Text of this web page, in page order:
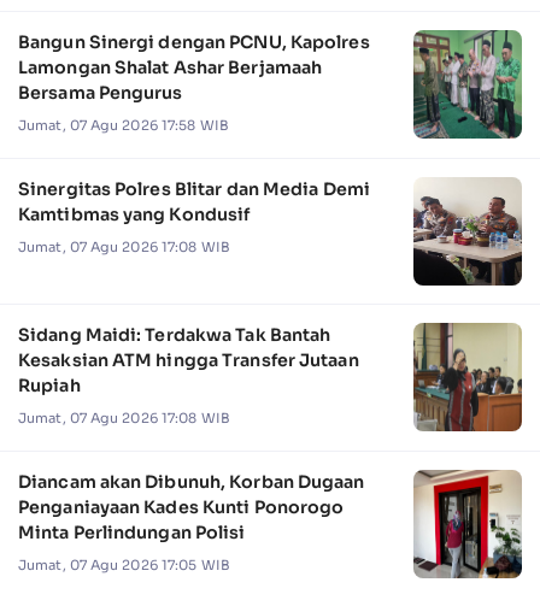
Bangun Sinergi dengan PCNU, Kapolres
Lamongan Shalat Ashar Berjamaah
Bersama Pengurus
Jumat, 07 Agu 2026 17:58 WIB
Sinergitas Polres Blitar dan Media Demi
Kamtibmas yang Kondusif
Jumat, 07 Agu 2026 17:08 WIB
Sidang Maidi: Terdakwa Tak Bantah
Kesaksian ATM hingga Transfer Jutaan
Rupiah
Jumat, 07 Agu 2026 17:08 WIB
Diancam akan Dibunuh, Korban Dugaan
Penganiayaan Kades Kunti Ponorogo
Minta Perlindungan Polisi
Jumat, 07 Agu 2026 17:05 WIB